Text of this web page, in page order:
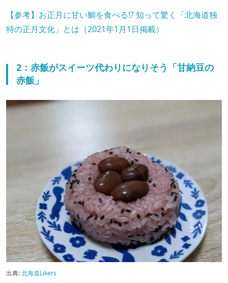
【参考】お正月に甘い鯛を食べる!? 知って驚く「北海道独
特の正月文化」とは（2021年1月1日掲載）
2：赤飯がスイーツ代わりになりそう「甘納豆の
赤飯」
出典:北海道Likers